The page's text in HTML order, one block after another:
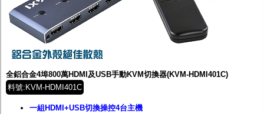
全鋁合金4埠800萬HDMI及USB手動KVM切換器(KVM-HDMI401C)
料號:KVM-HDMI401C
一組HDMI+USB切換操控4台主機